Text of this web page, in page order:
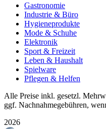
Gastronomie
Industrie & Büro
Hygieneprodukte
Mode & Schuhe
Elektronik
Sport & Freizeit
Leben & Haushalt
Spielware
Pflegen & Helfen
Alle Preise inkl. gesetzl.
ggf. Nachnahmegebühren,
2026